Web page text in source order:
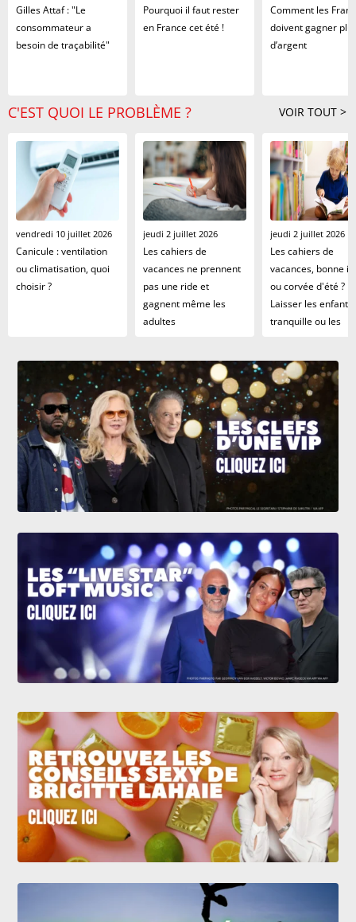
Gilles Attaf : "Le
consommateur a
besoin de traçabilité"
Pourquoi il faut rester
en France cet été !
Comment les
doivent gagner
d’argent
C'EST QUOI LE PROBLÈME ? VOIR TOUT >
vendredi 10 juillet 2026
Canicule : ventilation
ou climatisation, quoi
choisir ?
jeudi 2 juillet 2026
Les cahiers de
vacances ne prennent
pas une ride et
gagnent même les
adultes
jeudi 2 juillet 2026
Les cahiers de
vacances, bonne
ou corvée d'été ?
Laisser les enfants
tranquille ou les